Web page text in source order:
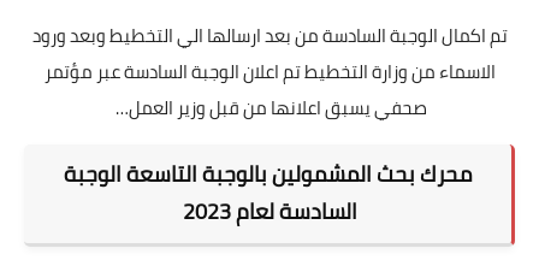
تم اكمال الوجبة السادسة من بعد ارسالها الي التخطيط وبعد ورود
الاسماء من وزارة التخطيط تم اعلان الوجبة السادسة عبر مؤتمر
صحفي يسبق اعلانها من قبل وزير العمل…
محرك بحث المشمولين بالوجبة التاسعة الوجبة
السادسة لعام 2023